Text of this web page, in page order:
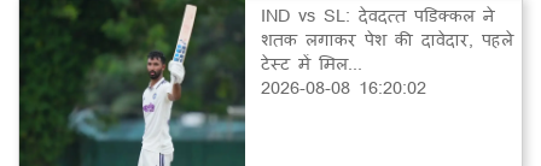
IND vs SL: देवदत्त पडिक्कल ने
शतक लगाकर पेश की दावेदार, पहले
टेस्ट में मिल...
2026-08-08 16:20:02